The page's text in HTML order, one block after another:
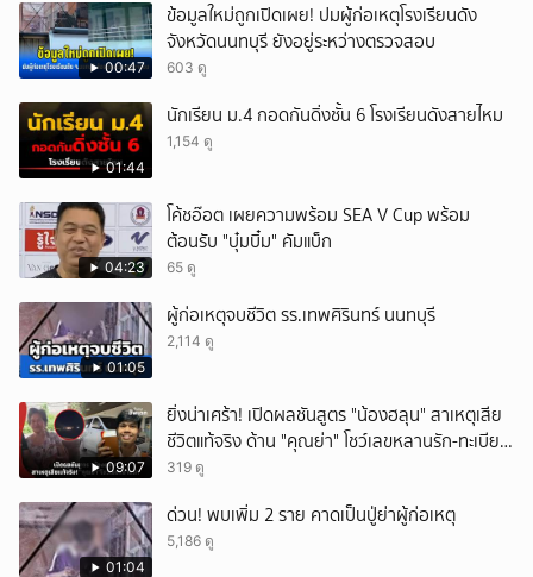
00:47
ข้อมูลใหม่ถูกเปิดเผย! ปมผู้ก่อเหตุโรงเรียนดัง
จังหวัดนนทบุรี ยังอยู่ระหว่างตรวจสอบ
603 ดู
01:44
นักเรียน ม.4 กอดกันดิ่งชั้น 6 โรงเรียนดังสายไหม
1,154 ดู
04:23
โค้ชอ๊อต เผยความพร้อม SEA V Cup พร้อม
ต้อนรับ "บุ๋มบิ๋ม" คัมแบ็ก
65 ดู
01:05
ผู้ก่อเหตุจบชีวิต รร.เทพศิรินทร์ นนทบุรี
2,114 ดู
09:07
ยิ่งน่าเศร้า! เปิดผลชันสูตร "น้องฮลุน" สาเหตุเสีย
ชีวิตแท้จริง ด้าน "คุณย่า" โชว์เลขหลานรัก-ทะเบียน
รถเคลื่อนร่าง!
319 ดู
01:04
ด่วน! พบเพิ่ม 2 ราย คาดเป็นปู่ย่าผู้ก่อเหตุ
5,186 ดู